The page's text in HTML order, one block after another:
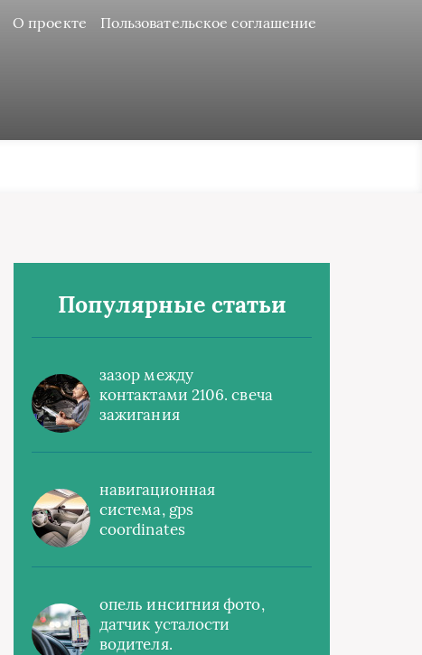
О проекте Пользовательское соглашение
Популярные статьи
зазор между
контактами 2106. свеча
зажигания
навигационная
система, gps
coordinates
опель инсигния фото,
датчик усталости
водителя.